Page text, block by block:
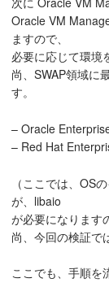
Oracle VM
ますので、
必要に応じて環境
尚、SWAP領域に
す。
– Oracle
– Red Hat
（ここでは、OS
が、libaio
が必要になります
尚、今回の検証で
ここでも、手順を